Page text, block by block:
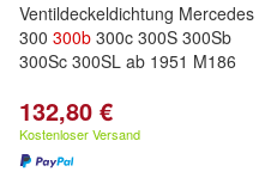
Ventildeckeldichtung Mercedes
300 300b 300c 300S 300Sb
300Sc 300SL ab 1951 M186
132,80 €
Kostenloser Versand